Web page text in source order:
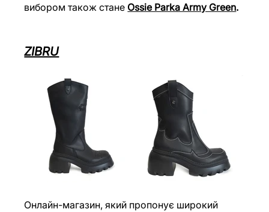
вибором також стане Ossie Parka Army Green.
ZIBRU
Онлайн-магазин, який пропонує широкий